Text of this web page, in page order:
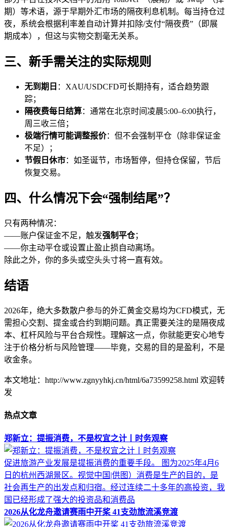
期）等术语，源于早期外汇市场的隔夜利息机制。每当持仓过
夜，系统会根据利率差自动计算并扣除/支付“隔夜费”（即展
期成本），但这与实物交割毫无关系。
三、新手需关注的实际规则
无到期日 ：XAU/USDCFD可长期持有，适合趋势跟
踪；
隔夜费每日结算：通常在北京时间凌晨5:00–6:00执行，
周三收三倍；
极端行情可能调整报价：但不会强制平仓（除非保证金
不足）；
节假日休市：如圣诞节，市场暂停，但持仓保留，节后
恢复交易。
四、什么情况下会“强制结尾”？
只有两种情况：
——账户保证金不足，触发强制平仓；
——你主动平仓或设置止盈止损自动离场。
除此之外，你的多头或空头头寸将一直有效。
结语
2026年，绝大多数散户参与的外汇黄金交易均为CFD模式，无
需担心交割、提金或合约到期问题。真正需要关注的是隔夜成
本、杠杆风险与平台合规性。理解这一点，你就能更安心地专
注于价格分析与风险管理——毕竟，交易的目的是盈利，不是
收金条。
本文地址：http://www.zgnyyhkj.cn/html/6a73599258.html 欢迎转
发
热点文章
郑新立：提振消费，不是权宜之计丨时务观察
促进旅游产业发展是提振消费的重要手段。 图为2025年4月6
日的杭州西湖景区。视觉中国|供图）消费是生产的目的，是
社会再生产的出发点和归宿。经过连续二十多年的高投资，我
国已经形成了强大的投资品和消费品
2026从化龙舟邀请赛雨中开桨 41支劲旅流溪竞渡